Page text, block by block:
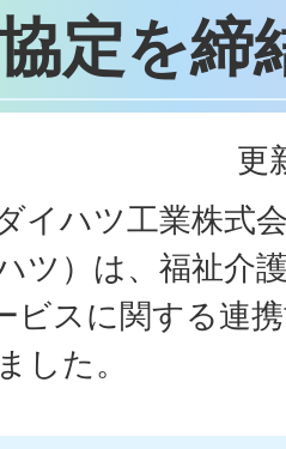
定を締
更
イハツ工業株式
ツ）は、福祉介
ビスに関する連
した。